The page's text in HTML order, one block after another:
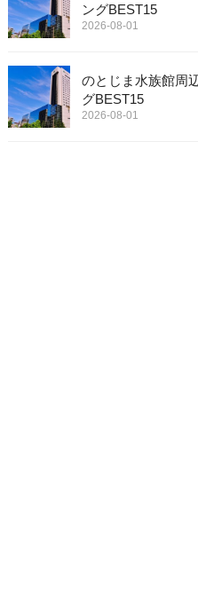
ングBEST15
2026-08-01
のとじま水族館周
グBEST15
2026-08-01